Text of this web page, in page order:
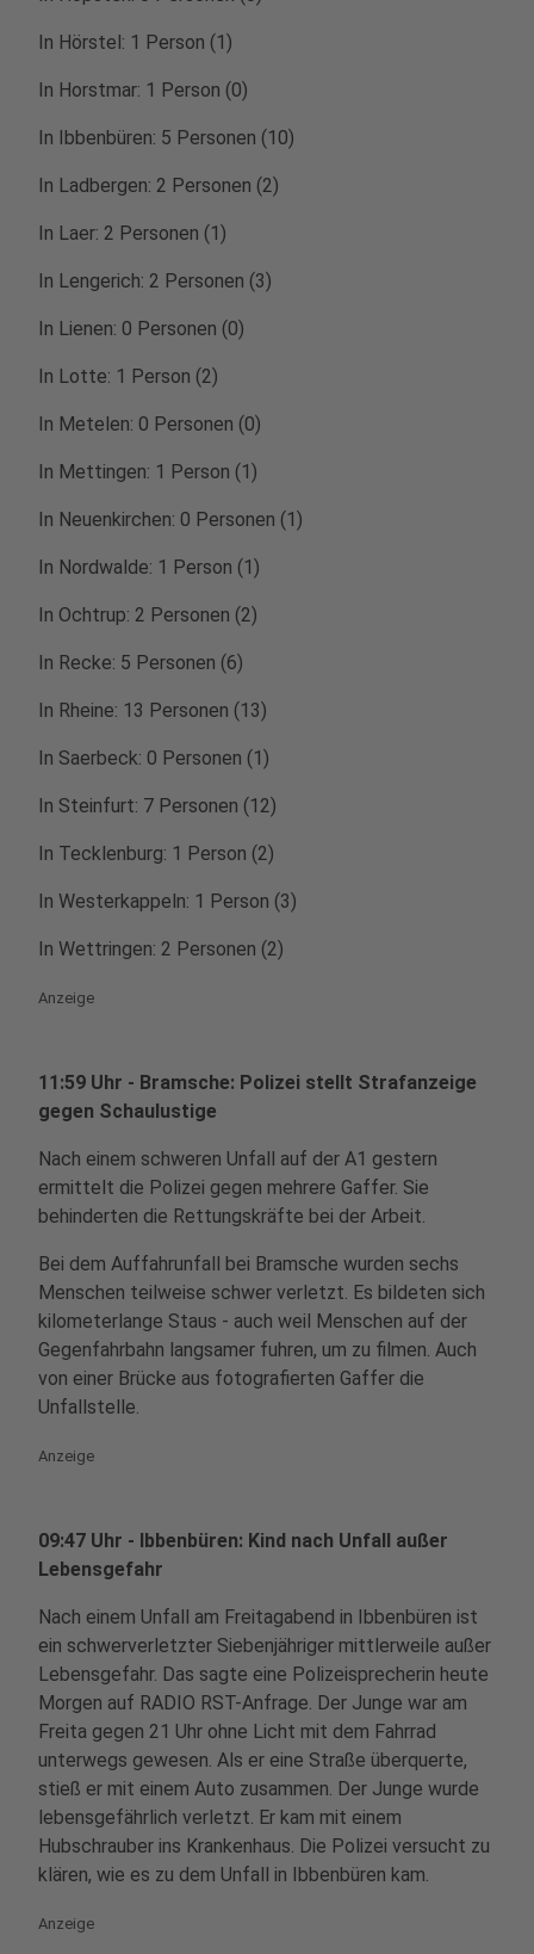
In Hörstel: 1 Person (1)
In Horstmar: 1 Person (0)
In Ibbenbüren: 5 Personen (10)
In Ladbergen: 2 Personen (2)
In Laer: 2 Personen (1)
In Lengerich: 2 Personen (3)
In Lienen: 0 Personen (0)
In Lotte: 1 Person (2)
In Metelen: 0 Personen (0)
In Mettingen: 1 Person (1)
In Neuenkirchen: 0 Personen (1)
In Nordwalde: 1 Person (1)
In Ochtrup: 2 Personen (2)
In Recke: 5 Personen (6)
In Rheine: 13 Personen (13)
In Saerbeck: 0 Personen (1)
In Steinfurt: 7 Personen (12)
In Tecklenburg: 1 Person (2)
In Westerkappeln: 1 Person (3)
In Wettringen: 2 Personen (2)
Anzeige
11:59 Uhr - Bramsche: Polizei stellt Strafanzeige
gegen Schaulustige
Nach einem schweren Unfall auf der A1 gestern
ermittelt die Polizei gegen mehrere Gaffer. Sie
behinderten die Rettungskräfte bei der Arbeit.
Bei dem Auffahrunfall bei Bramsche wurden sechs
Menschen teilweise schwer verletzt. Es bildeten sich
kilometerlange Staus - auch weil Menschen auf der
Gegenfahrbahn langsamer fuhren, um zu filmen. Auch
von einer Brücke aus fotografierten Gaffer die
Unfallstelle.
Anzeige
09:47 Uhr - Ibbenbüren: Kind nach Unfall außer
Lebensgefahr
Nach einem Unfall am Freitagabend in Ibbenbüren ist
ein schwerverletzter Siebenjähriger mittlerweile außer
Lebensgefahr. Das sagte eine Polizeisprecherin heute
Morgen auf RADIO RST-Anfrage. Der Junge war am
Freita gegen 21 Uhr ohne Licht mit dem Fahrrad
unterwegs gewesen. Als er eine Straße überquerte,
stieß er mit einem Auto zusammen. Der Junge wurde
lebensgefährlich verletzt. Er kam mit einem
Hubschrauber ins Krankenhaus. Die Polizei versucht zu
klären, wie es zu dem Unfall in Ibbenbüren kam.
Anzeige